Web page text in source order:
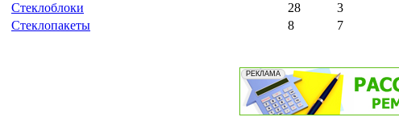
Стеклоблоки
28
3
Стеклопакеты
8 7